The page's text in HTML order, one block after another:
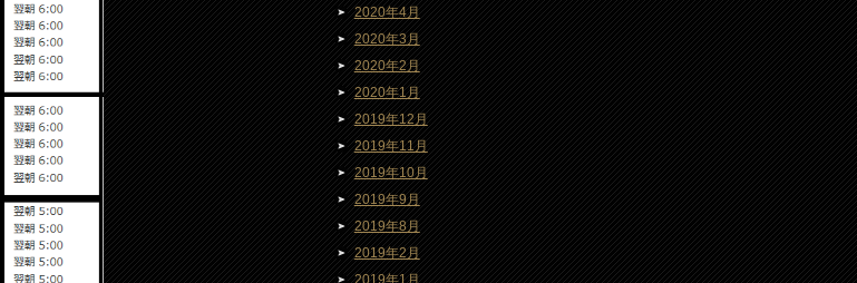
2020年4月
2020年3月
2020年2月
2020年1月
2019年12月
2019年11月
2019年10月
2019年9月
2019年8月
2019年2月